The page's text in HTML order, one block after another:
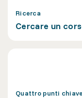
Ricerca
Cercare un
Quattro punti chiave